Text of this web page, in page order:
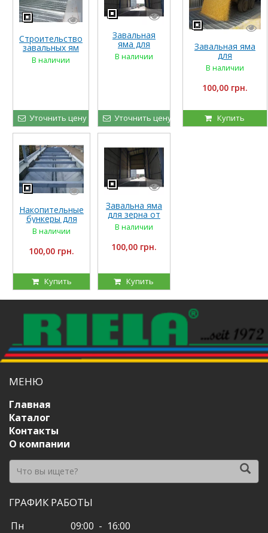
Строительство
завальных ям
для
элеваторов
В наличии
Уточнить цену
Завальная
яма для
зерносушилки
В наличии
Уточнить цену
Завальная яма
для
зернокомплексо
в
В наличии
100,00 грн.
Купить
Накопительные
бункеры для
зерна
В наличии
100,00 грн.
Купить
Завальна яма
для зерна от
призводителя
В наличии
100,00 грн.
Купить
МЕНЮ
Главная
Каталог
Контакты
О компании
ГРАФИК РАБОТЫ
Пн 09:00 - 16:00